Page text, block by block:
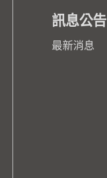
訊息公告
最新消息